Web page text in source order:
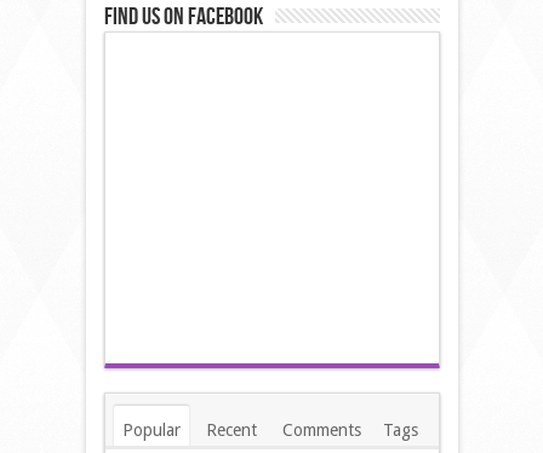
Find us on Facebook
Popular Recent Comments Tags